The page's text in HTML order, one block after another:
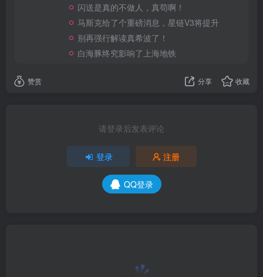
闪送是真的不做人，真苟啊！
马斯克给了个重磅消息，星链V3将提升
别再强行解读真希波了！
白海豚终究影响了上海地铁
赞赏 分享 收藏
请登录后发表评论
登录 注册
QQ登录